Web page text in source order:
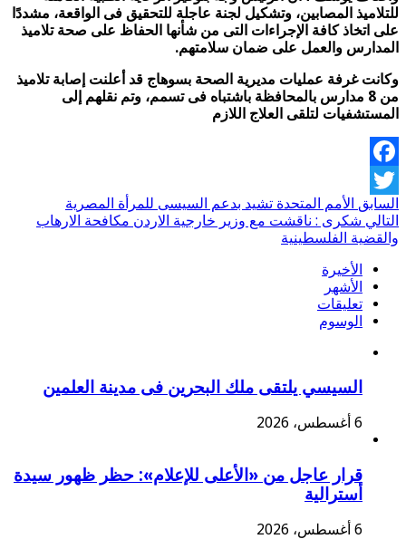
للتلاميذ المصابين، وتشكيل لجنة عاجلة للتحقيق فى الواقعة، مشددًا
على اتخاذ كافة الإجراءات التى من شأنها الحفاظ على صحة تلاميذ
المدارس والعمل على ضمان سلامتهم.
وكانت غرفة عمليات مديرية الصحة بسوهاج قد أعلنت إصابة تلاميذ
من 8 مدارس بالمحافظة باشتباه فى تسمم، وتم نقلهم إلى
المستشفيات لتلقى العلاج اللازم
Facebook
Twitter
السابق الأمم المتحدة تشيد بدعم السيسى للمرأة المصرية
التالي شكرى : ناقشت مع وزير خارجية الاردن مكافحة الارهاب
والقضية الفلسطينية
الأخيرة
الأشهر
تعليقات
الوسوم
السيسي يلتقى ملك البحرين فى مدينة العلمين
6 أغسطس، 2026
قرار عاجل من «الأعلى للإعلام»: حظر ظهور سيدة
أسترالية
6 أغسطس، 2026